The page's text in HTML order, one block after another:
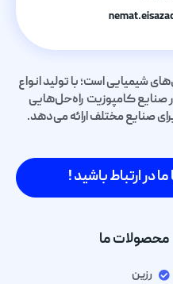
شیمیایی است؛ با تولید انواع
کامپوزیت راه‌حل‌هایی
صنایع مختلف ارائه می‌دهد.
در ارتباط باشید !
محصولات ما
رزین